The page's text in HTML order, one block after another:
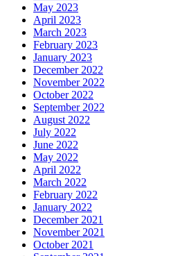
May 2023
April 2023
March 2023
February 2023
January 2023
December 2022
November 2022
October 2022
September 2022
August 2022
July 2022
June 2022
May 2022
April 2022
March 2022
February 2022
January 2022
December 2021
November 2021
October 2021